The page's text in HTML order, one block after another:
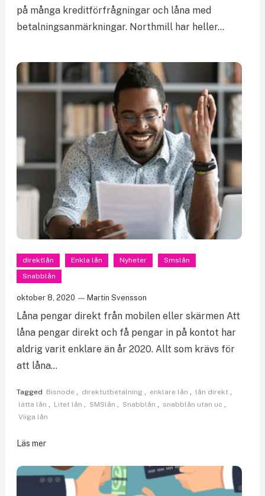
på många kreditförfrågningar och låna med
betalningsanmärkningar. Northmill har heller…
direktlån Enkla lån Nyheter
Smslån
Snabblån
oktober 8, 2020 Martin Svensson
Låna pengar direkt från mobilen eller skärmen Att
låna pengar direkt och få pengar in på kontot har
aldrig varit enklare än år 2020. Allt som krävs för
att låna…
Tagged Bisnode , direktutbetalning , enklare lån , lån direkt ,
lätta lån , Litet lån , SMSlån , Snabblån , snabblån utan uc ,
Viiga lån
Läs mer